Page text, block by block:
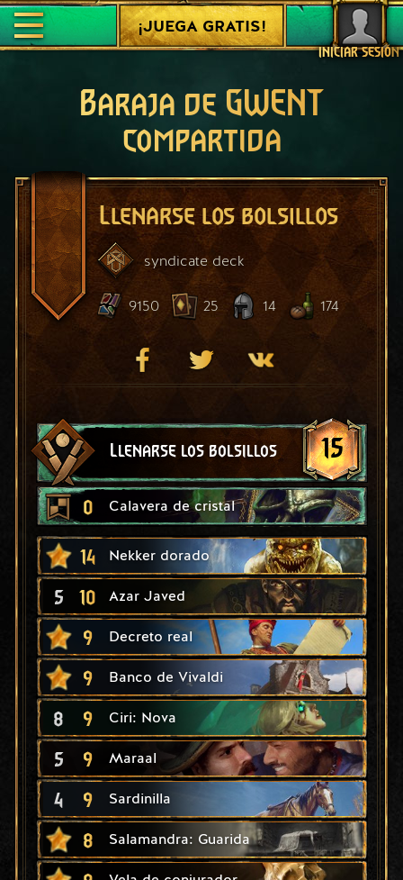
INICIAR SESIÓN
¡JUEGA GRATIS!
Baraja de GWENT
compartida
Llenarse los bolsillos
syndicate deck
9150 25 14 174
Llenarse los bolsillos 15
0 Calavera de cristal
14 Nekker dorado
5 10 Azar Javed
9 Decreto real
9 Banco de Vivaldi
8 9 Ciri: Nova
5 9 Maraal
4 9 Sardinilla
8 Salamandra: Guarida